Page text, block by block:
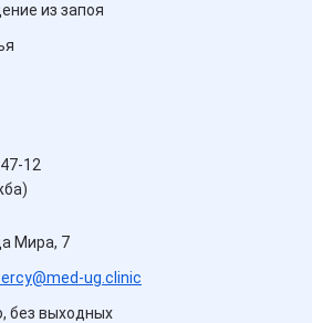
из запоя
12
Мира, 7
ug.clinic
без выходных